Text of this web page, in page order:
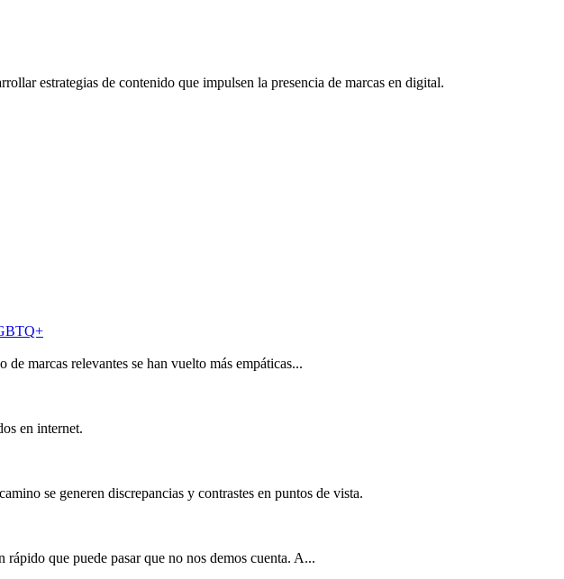
estrategias de contenido que impulsen la presencia de marcas en digital.
marcas relevantes se han vuelto más empáticas...
en internet.
se generen discrepancias y contrastes en puntos de vista.
que puede pasar que no nos demos cuenta. A...